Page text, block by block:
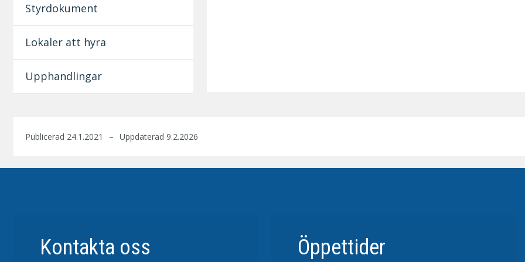
Styrdokument
Lokaler att hyra
Upphandlingar
Publicerad 24.1.2021 Uppdaterad 9.2.2026
Kontakta oss Öppettider